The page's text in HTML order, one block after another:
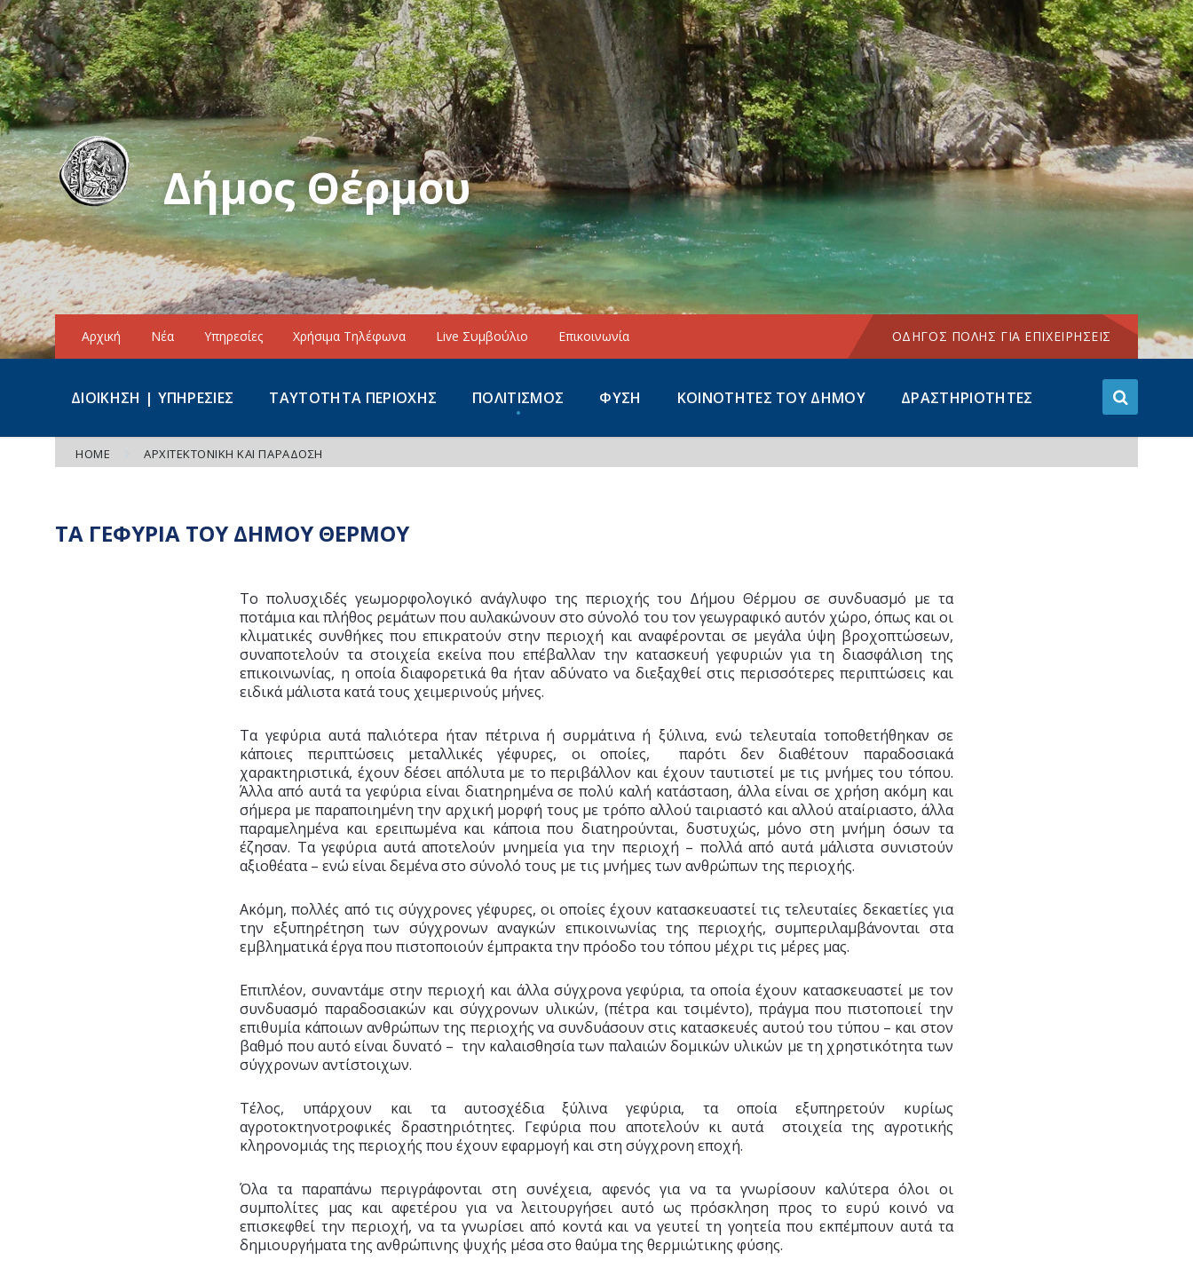
Δήμος Θέρμου
Αρχική Νέα Υπηρεσίες Χρήσιμα Τηλέφωνα Live Συμβούλιο Επικοινωνία
Choose
language:
ΟΔΗΓΟΣ ΠΟΛΗΣ ΓΙΑ ΕΠΙΧΕΙΡΗΣΕΙΣ
ΔΙΟΙΚΗΣΗ | ΥΠΗΡΕΣΙΕΣ ΤΑΥΤΟΤΗΤΑ ΠΕΡΙΟΧΗΣ ΠΟΛΙΤΙΣΜΟΣ ΦΥΣΗ ΚΟΙΝΟΤΗΤΕΣ ΤΟΥ ΔΗΜΟΥ ΔΡΑΣΤΗΡΙΟΤΗΤΕΣ
HOME ΑΡΧΙΤΕΚΤΟΝΙΚΉ ΚΑΙ ΠΑΡΆΔΟΣΗ
ΤΑ ΓΕΦΥΡΙΑ ΤΟΥ ΔΗΜΟΥ ΘΕΡΜΟΥ
Το πολυσχιδές γεωμορφολογικό ανάγλυφο της περιοχής του Δήμου Θέρμου σε συνδυασμό με τα
ποτάμια και πλήθος ρεμάτων που αυλακώνουν στο σύνολό του τον γεωγραφικό αυτόν χώρο, όπως και οι
κλιματικές συνθήκες που επικρατούν στην περιοχή και αναφέρονται σε μεγάλα ύψη βροχοπτώσεων,
συναποτελούν τα στοιχεία εκείνα που επέβαλλαν την κατασκευή γεφυριών για τη διασφάλιση της
επικοινωνίας, η οποία διαφορετικά θα ήταν αδύνατο να διεξαχθεί στις περισσότερες περιπτώσεις και
ειδικά μάλιστα κατά τους χειμερινούς μήνες.
Τα γεφύρια αυτά παλιότερα ήταν πέτρινα ή συρμάτινα ή ξύλινα, ενώ τελευταία τοποθετήθηκαν σε
κάποιες περιπτώσεις μεταλλικές γέφυρες, οι οποίες, παρότι δεν διαθέτουν παραδοσιακά
χαρακτηριστικά, έχουν δέσει απόλυτα με το περιβάλλον και έχουν ταυτιστεί με τις μνήμες του τόπου.
Άλλα από αυτά τα γεφύρια είναι διατηρημένα σε πολύ καλή κατάσταση, άλλα είναι σε χρήση ακόμη και
σήμερα με παραποιημένη την αρχική μορφή τους με τρόπο αλλού ταιριαστό και αλλού αταίριαστο, άλλα
παραμελημένα και ερειπωμένα και κάποια που διατηρούνται, δυστυχώς, μόνο στη μνήμη όσων τα
έζησαν. Τα γεφύρια αυτά αποτελούν μνημεία για την περιοχή – πολλά από αυτά μάλιστα συνιστούν
αξιοθέατα – ενώ είναι δεμένα στο σύνολό τους με τις μνήμες των ανθρώπων της περιοχής.
Ακόμη, πολλές από τις σύγχρονες γέφυρες, οι οποίες έχουν κατασκευαστεί τις τελευταίες δεκαετίες για
την εξυπηρέτηση των σύγχρονων αναγκών επικοινωνίας της περιοχής, συμπεριλαμβάνονται στα
εμβληματικά έργα που πιστοποιούν έμπρακτα την πρόοδο του τόπου μέχρι τις μέρες μας.
Επιπλέον, συναντάμε στην περιοχή και άλλα σύγχρονα γεφύρια, τα οποία έχουν κατασκευαστεί με τον
συνδυασμό παραδοσιακών και σύγχρονων υλικών, (πέτρα και τσιμέντο), πράγμα που πιστοποιεί την
επιθυμία κάποιων ανθρώπων της περιοχής να συνδυάσουν στις κατασκευές αυτού του τύπου – και στον
βαθμό που αυτό είναι δυνατό – την καλαισθησία των παλαιών δομικών υλικών με τη χρηστικότητα των
σύγχρονων αντίστοιχων.
Τέλος, υπάρχουν και τα αυτοσχέδια ξύλινα γεφύρια, τα οποία εξυπηρετούν κυρίως
αγροτοκτηνοτροφικές δραστηριότητες. Γεφύρια που αποτελούν κι αυτά στοιχεία της αγροτικής
κληρονομιάς της περιοχής που έχουν εφαρμογή και στη σύγχρονη εποχή.
Όλα τα παραπάνω περιγράφονται στη συνέχεια, αφενός για να τα γνωρίσουν καλύτερα όλοι οι
συμπολίτες μας και αφετέρου για να λειτουργήσει αυτό ως πρόσκληση προς το ευρύ κοινό να
επισκεφθεί την περιοχή, να τα γνωρίσει από κοντά και να γευτεί τη γοητεία που εκπέμπουν αυτά τα
δημιουργήματα της ανθρώπινης ψυχής μέσα στο θαύμα της θερμιώτικης φύσης.